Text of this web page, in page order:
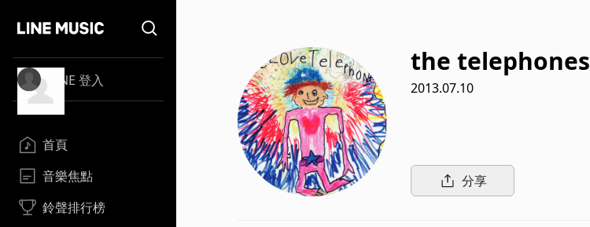
LINE 登入
首頁
音樂焦點
鈴聲排行榜
the telephones
2013.07.10
分享